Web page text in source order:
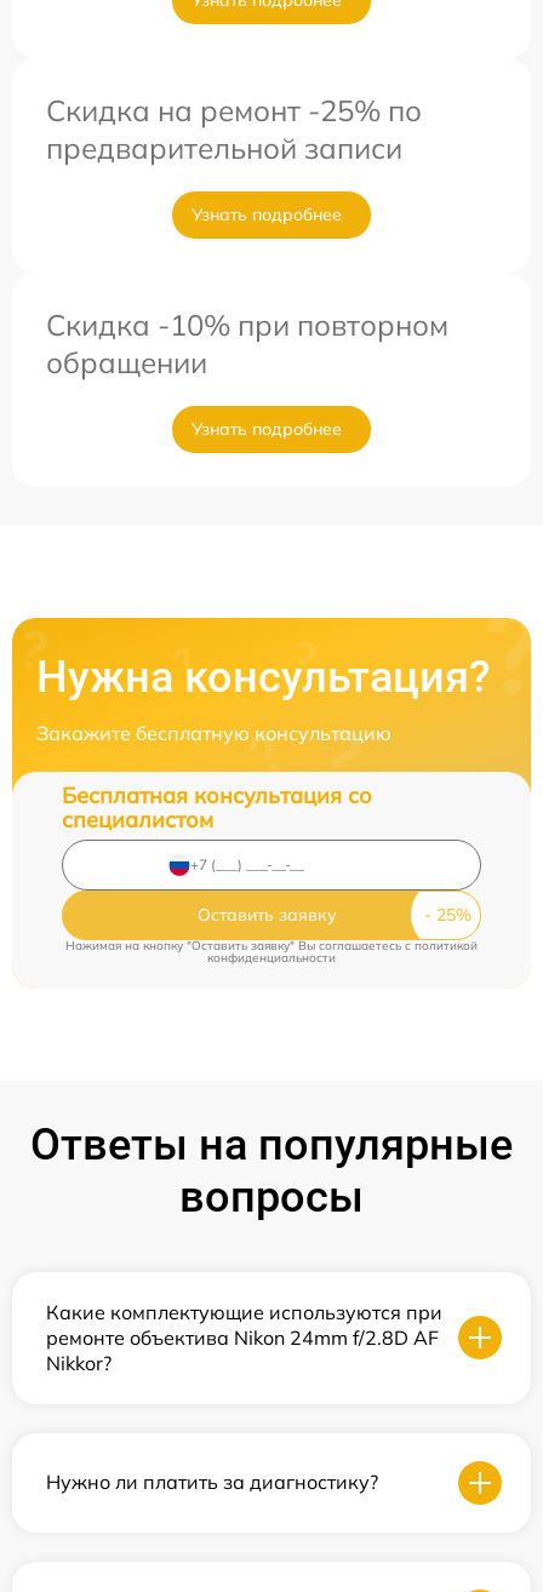
Скидка на ремонт -25% по
предварительной записи
Узнать подробнее
Скидка -10% при повторном
обращении
Узнать подробнее
Нужна консультация?
Закажите бесплатную консультацию
Бесплатная консультация со
специалистом
Оставить заявку
Нажимая на кнопку "Оставить заявку" Вы соглашаетесь cполитикой
конфиденциальности
Ответы на популярные
вопросы
Какие комплектующие используются при
ремонте объектива Nikon 24mm f/2.8D AF
Nikkor?
Нужно ли платить за диагностику?